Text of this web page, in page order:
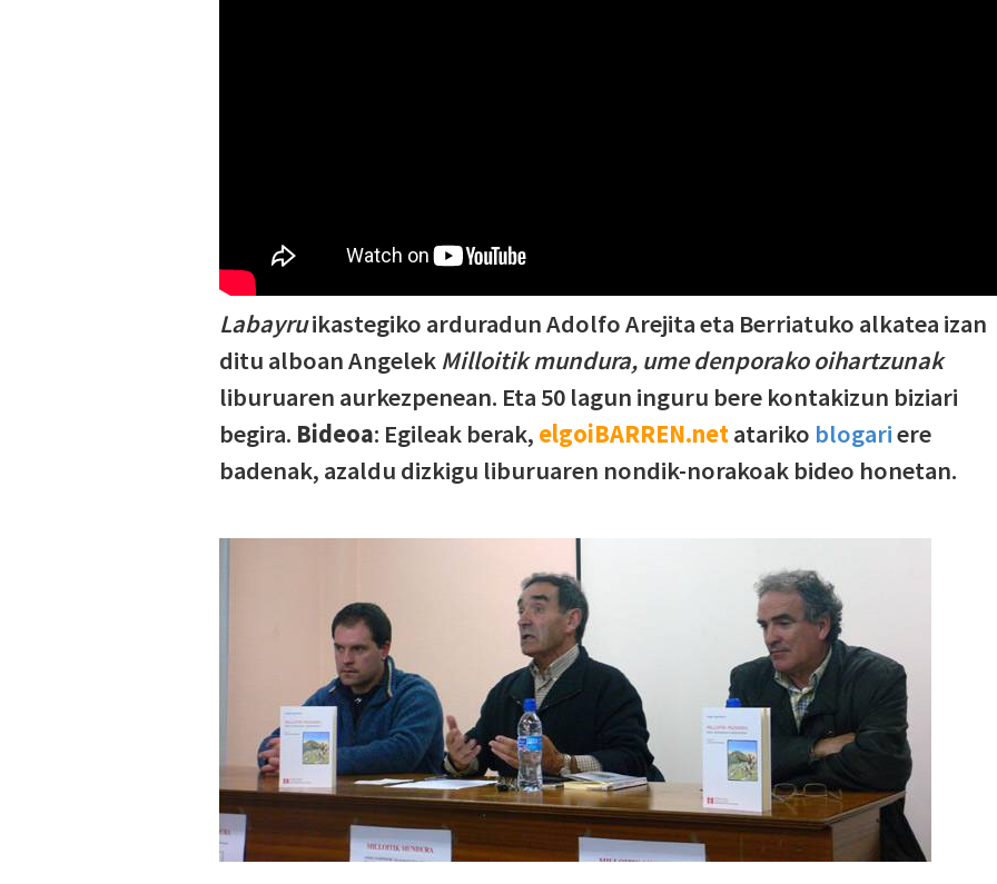
Labayruikastegiko arduradun Adolfo Arejita eta Berriatuko alkatea izan
ditu alboan Angelek Milloitik mundura, ume denporako oihartzunak
liburuaren aurkezpenean. Eta 50 lagun inguru bere kontakizun biziari
begira. Bideoa: Egileak berak, elgoiBARREN.netatariko blogariere
badenak, azaldu dizkigu liburuaren nondik-norakoak bideo honetan.